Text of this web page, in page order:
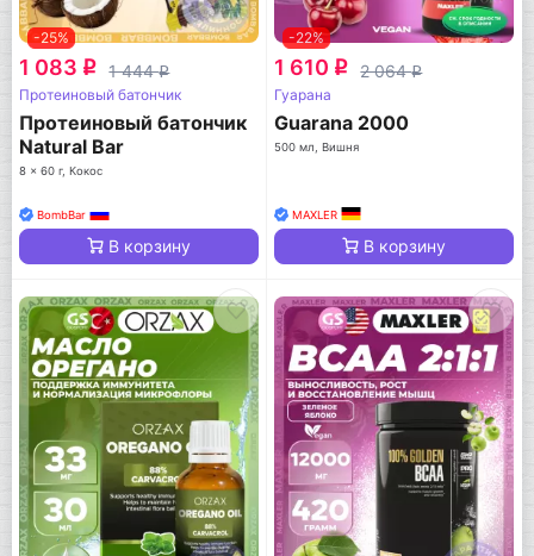
-25%
1 083 q 1 444q
Протеиновый батончик
Протеиновый батончик
Natural Bar
8 x 60 г, Кокос
BombBar
В корзину
-22%
1 610 q 2 064q
Гуарана
Guarana 2000
500 мл, Вишня
MAXLER
В корзину